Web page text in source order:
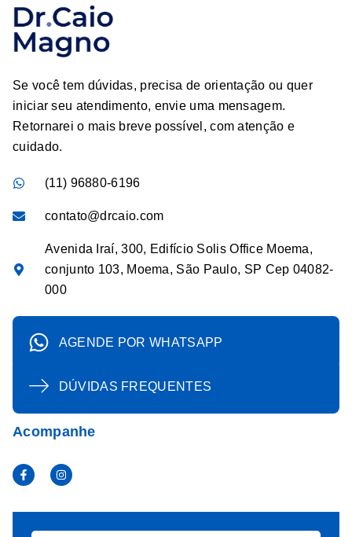
Se você tem dúvidas, precisa de orientação ou quer
iniciar seu atendimento, envie uma mensagem.
Retornarei o mais breve possível, com atenção e
cuidado.
(11) 96880-6196
contato@drcaio.com
Avenida Iraí, 300, Edifício Solis Office Moema,
conjunto 103, Moema, São Paulo, SP Cep 04082-
000
AGENDE POR WHATSAPP
DÚVIDAS FREQUENTES
Acompanhe